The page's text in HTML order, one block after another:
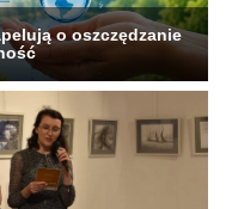
o oszczędzanie